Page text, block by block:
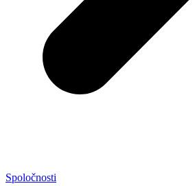
Spoločnosti